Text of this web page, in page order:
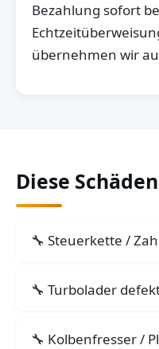
Bezahlung sofort
übernehmen wir
Diese
Steuerkette /
Turbolader
Kolbenfresser /